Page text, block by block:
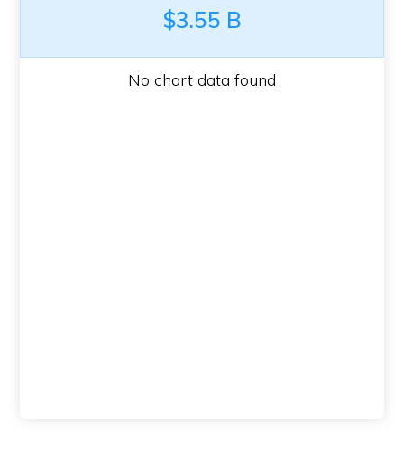
$3.55 B
No chart data found